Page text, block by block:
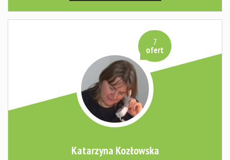
7
ofert
Katarzyna Kozłowska